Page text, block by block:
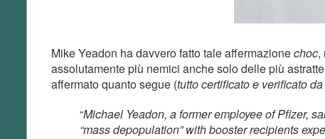
Mike Yeadon ha davvero fatto tale affermazionechoc,
assolutamente più nemici anche solo delle più
affermato quanto segue (tutto certificato e verificato
“Michael Yeadon, a former employee of Pfizer,
“mass depopulation” with booster recipients